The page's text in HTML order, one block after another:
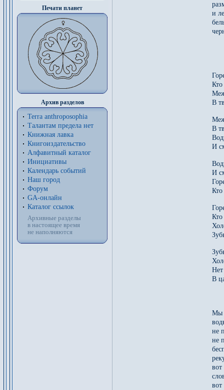
Печати планет
Архив разделов
Terra anthroposophia
Талантам предела нет
Книжная лавка
Книгоиздательство
Алфавитный каталог
Инициативы
Календарь событий
Наш город
Форум
GA-онлайн
Каталог ссылок
Архивные разделы
в настоящее время
не наполняются
и
Кто
В
В
И
И
Кто
Кто
В
Мы
не
не
вот
вот